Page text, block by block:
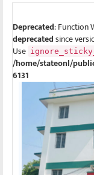
Deprecated: Function
deprecatedsince
Use
/home/stateonl/
6131